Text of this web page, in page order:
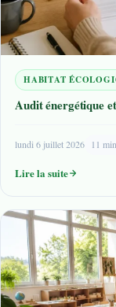
HABITAT
Audit énergétique
lundi 6 juillet 2026 11
Lire la suite